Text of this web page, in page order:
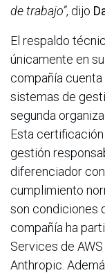
de trabajo”, dijo
El respaldo
únicamente en
compañía
sistemas de
segunda
Esta
gestión
diferenciador
cumplimiento
son condiciones
compañía ha
Services de
Anthropic.